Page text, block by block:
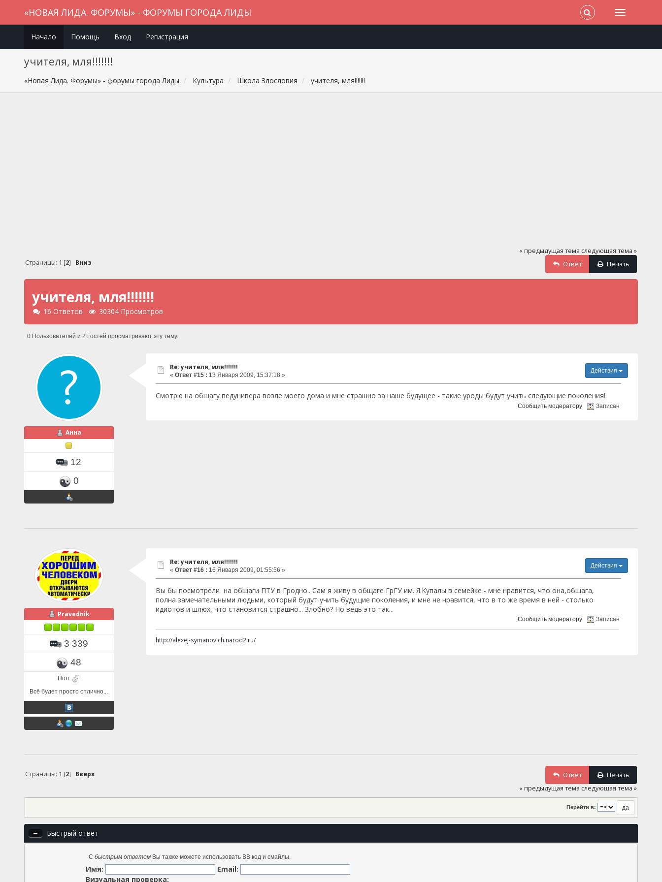
«НОВАЯ ЛИДА. ФОРУМЫ» - ФОРУМЫ ГОРОДА ЛИДЫ
Начало Помощь Вход Регистрация
учителя, мля!!!!!!!
«Новая Лида. Форумы» - форумы города Лиды Культура Школа Злословия учителя, мля!!!!!!!
« предыдущая тема следующая тема »
Ответ
Печать
Страницы: 1 [2] Вниз
учителя, мля!!!!!!!
16 Ответов 30304 Просмотров
0 Пользователей и 2 Гостей просматривают эту тему.
Анна
12
0
Действия
Re: учителя, мля!!!!!!!
«Ответ #15 : 13 Января 2009, 15:37:18 »
Смотрю на общагу педунивера возле моего дома и мне страшно за наше будущее - такие уроды будут учить следующие поколения!
Сообщить модератору Записан
Pravednik
3 339
48
Пол:
Всё будет просто отлично...
Действия
Re: учителя, мля!!!!!!!
«Ответ #16 : 16 Января 2009, 01:55:56 »
Вы бы посмотрели на общаги ПТУ в Гродно.. Сам я живу в общаге ГрГУ им. Я.Купалы в семейке - мне нравится, что она,общага,
полна замечательными людьми, который будут учить будущие поколения, и мне не нравится, что в то же время в ней - столько
идиотов и шлюх, что становится страшно... Злобно? Но ведь это так...
Сообщить модератору Записан
http://alexej-symanovich.narod2.ru/
Ответ Печать
Страницы: 1 [2] Вверх
« предыдущая тема следующая тема »
Перейти в:
Быстрый ответ
Сбыстрым ответом Вы также можете использовать BB код и смайлы.
Имя:
Email:
Визуальная проверка: